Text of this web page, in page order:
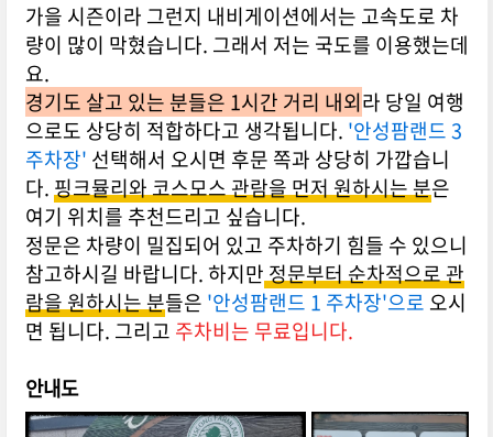
가을 시즌이라 그런지 내비게이션에서는 고속도로 차
량이 많이 막혔습니다. 그래서 저는 국도를 이용했는데
요.
경기도 살고 있는 분들은 1시간 거리 내외라 당일 여행
으로도 상당히 적합하다고 생각됩니다. '안성팜랜드 3
주차장' 선택해서 오시면 후문 쪽과 상당히 가깝습니
다.핑크뮬리와 코스모스 관람을 먼저 원하시는 분은
여기 위치를 추천드리고 싶습니다.
정문은 차량이 밀집되어 있고 주차하기 힘들 수 있으니
참고하시길 바랍니다. 하지만정문부터 순차적으로 관
람을 원하시는 분들은 '안성팜랜드 1 주차장'으로 오시
면 됩니다. 그리고 주차비는 무료입니다.
안내도